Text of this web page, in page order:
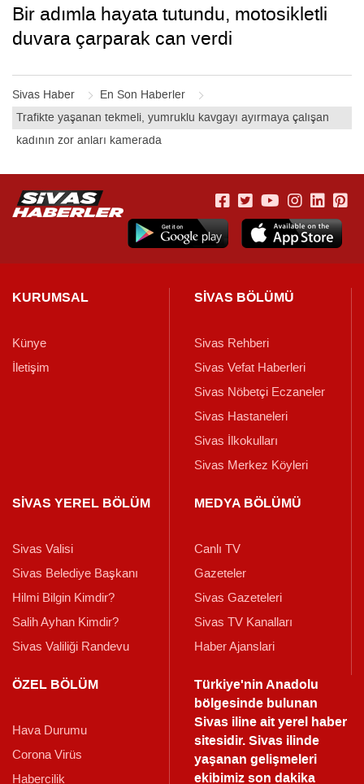
Sivas Haber
En Son Haberler
Trafikte yaşanan tekmeli, yumruklu kavgayı ayırmaya çalışan
kadının zor anları kamerada
Bir adımla hayata tutundu, motosikletli
duvara çarparak can verdi
KURUMSAL
Künye
İletişim
SİVAS BÖLÜMÜ
Sivas Rehberi
Sivas Vefat Haberleri
Sivas Nöbetçi Eczaneler
Sivas Hastaneleri
Sivas İlkokulları
Sivas Merkez Köyleri
SİVAS YEREL BÖLÜM
Sivas Valisi
Sivas Belediye Başkanı
Hilmi Bilgin Kimdir?
Salih Ayhan Kimdir?
Sivas Valiliği Randevu
MEDYA BÖLÜMÜ
Canlı TV
Gazeteler
Sivas Gazeteleri
Sivas TV Kanalları
Haber Ajanslari
ÖZEL BÖLÜM
Hava Durumu
Corona Virüs
Habercilik
Türkiye'nin Anadolu
bölgesinde bulunan
Sivas iline ait yerel haber
sitesidir. Sivas ilinde
yaşanan gelişmeleri
ekibimiz son dakika